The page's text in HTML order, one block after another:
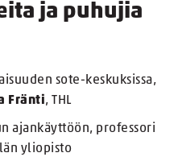
ja puhujia
sote-keskuksissa,
Fränti, THL
ajankäyttöön, professori
yliopisto